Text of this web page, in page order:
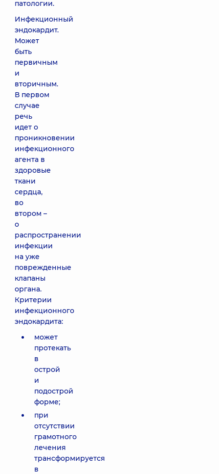
патологии.
Инфекционный
эндокардит.
Может
быть
первичным
и
вторичным.
В первом
случае
речь
идет о
проникновении
инфекционного
агента в
здоровые
ткани
сердца,
во
втором –
о
распространении
инфекции
на уже
поврежденные
клапаны
органа.
Критерии
инфекционного
эндокардита:
может
протекать
в
острой
и
подострой
форме;
при
отсутствии
грамотного
лечения
трансформируется
в